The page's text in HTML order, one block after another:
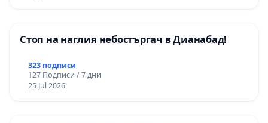
Стоп на наглия небостъргач в Дианабад!
323 подписи
127 Подписи / 7 дни
25 Jul 2026